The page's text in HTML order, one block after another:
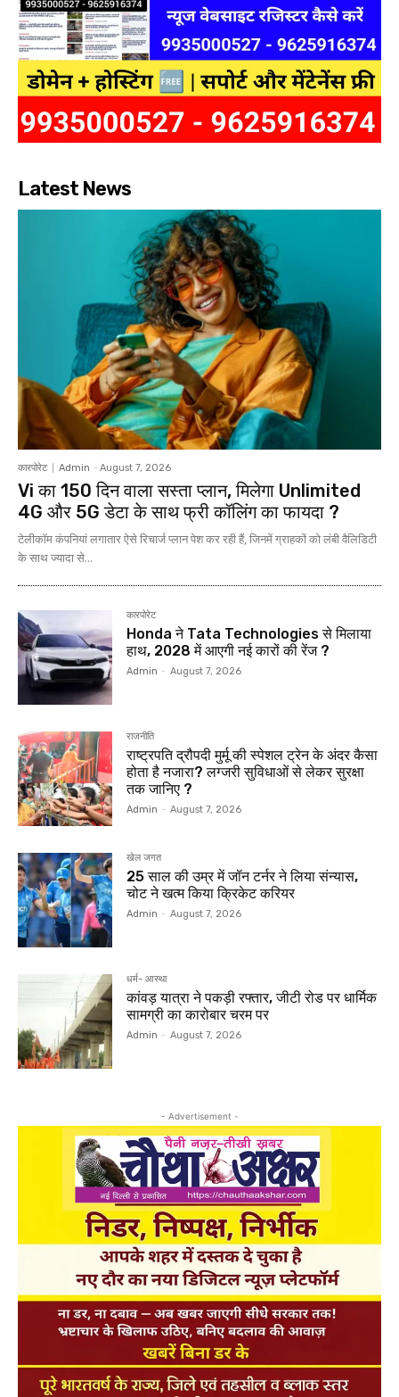
Latest News
कारपोरेट Admin - August 7, 2026
Vi का 150 दिन वाला सस्ता प्लान, मिलेगा Unlimited
4G और 5G डेटा के साथ फ्री कॉलिंग का फायदा ?
टेलीकॉम कंपनियां लगातार ऐसे रिचार्ज प्लान पेश कर रही हैं, जिनमें ग्राहकों को लंबी वैलिडिटी
के साथ ज्यादा से...
कारपोरेट
Honda ने Tata Technologies से मिलाया
हाथ, 2028 में आएगी नई कारों की रेंज ?
Admin - August 7, 2026
राजनीति
राष्ट्रपति द्रौपदी मुर्मू की स्पेशल ट्रेन के अंदर कैसा
होता है नजारा? लग्जरी सुविधाओं से लेकर सुरक्षा
तक जानिए ?
Admin - August 7, 2026
खेल जगत
25 साल की उम्र में जॉन टर्नर ने लिया संन्यास,
चोट ने खत्म किया क्रिकेट करियर
Admin - August 7, 2026
धर्म- आस्था
कांवड़ यात्रा ने पकड़ी रफ्तार, जीटी रोड पर धार्मिक
सामग्री का कारोबार चरम पर
Admin - August 7, 2026
- Advertisement -